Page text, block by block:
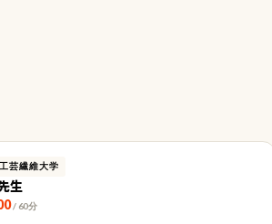
芸繊維大学
生
/ 60分